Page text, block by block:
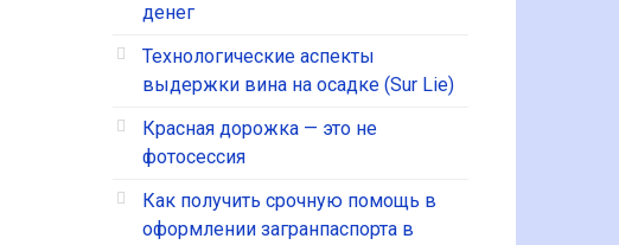
денег
Технологические аспекты
выдержки вина на осадке (Sur Lie)
Красная дорожка — это не
фотосессия
Как получить срочную помощь в
оформлении загранпаспорта в